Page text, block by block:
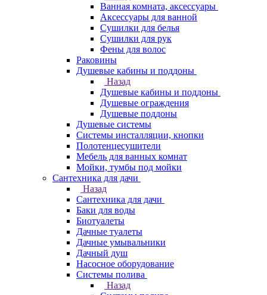
Ванная комната, аксессуары
Аксессуары для ванной
Сушилки для белья
Сушилки для рук
Фены для волос
Раковины
Душевые кабины и поддоны
Назад
Душевые кабины и поддоны
Душевые ограждения
Душевые поддоны
Душевые системы
Системы инсталляции, кнопки
Полотенцесушители
Мебель для ванных комнат
Мойки, тумбы под мойки
Сантехника для дачи
Назад
Сантехника для дачи
Баки для воды
Биотуалеты
Дачные туалеты
Дачные умывальники
Дачный душ
Насосное оборудование
Системы полива
Назад